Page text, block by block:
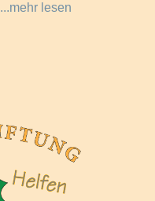
...mehr lesen